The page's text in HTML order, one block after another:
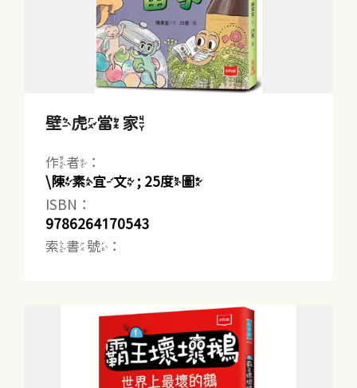
壁虎當家
作者：
\陳素宜文 ; 25度圖
ISBN：
9786264170543
索書號：